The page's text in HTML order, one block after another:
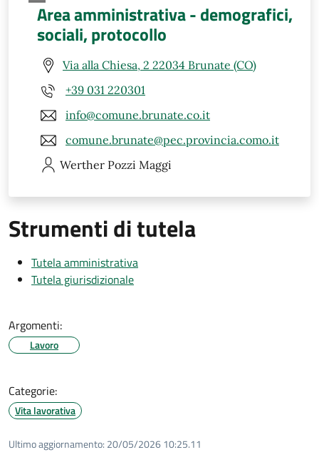
Area amministrativa - demografici,
sociali, protocollo
Via alla Chiesa, 2 22034 Brunate (CO)
+39 031 220301
info@comune.brunate.co.it
comune.brunate@pec.provincia.como.it
Werther Pozzi Maggi
Strumenti di tutela
Tutela amministrativa
Tutela giurisdizionale
Argomenti:
Lavoro
Categorie:
Vita lavorativa
Ultimo aggiornamento: 20/05/2026 10:25.11